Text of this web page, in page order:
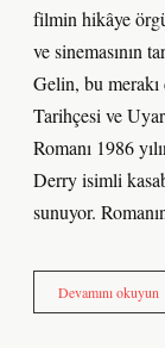
filmin hikâye
ve sinemasının
Gelin, bu
Tarihçesi ve
Romanı 1986
Derry isimli
sunuyor.
Devamını okuyun